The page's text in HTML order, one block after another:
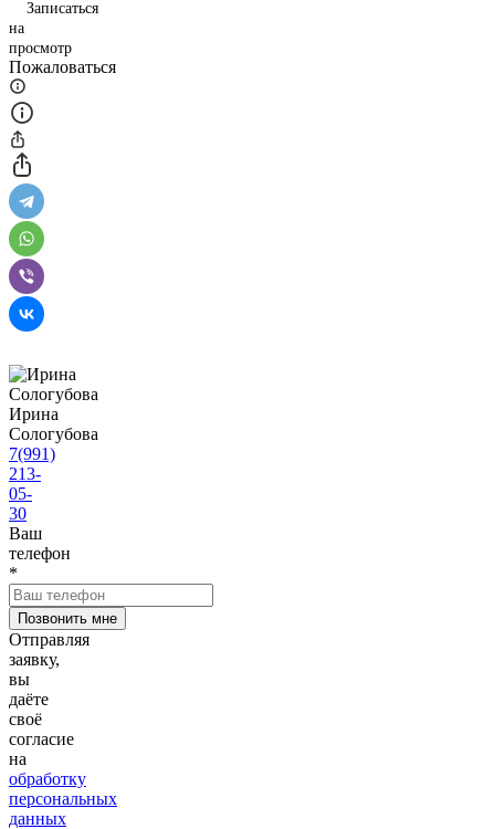
Записаться
на
просмотр
Пожаловаться
Ирина
Сологубова
7(991)
213-
05-
30
Ваш
телефон
*
Отправляя
заявку,
вы
даёте
своё
согласие
на
обработку
персональных
данных